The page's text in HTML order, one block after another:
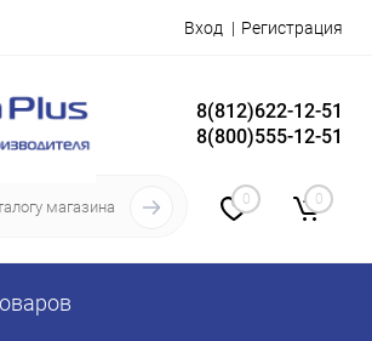
Вход Регистрация
8(812)622-12-51
8(800)555-12-51
0 0